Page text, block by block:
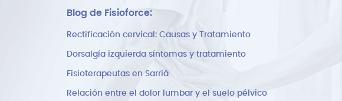
Blog de Fisioforce:
Rectificación cervical: Causas y Tratamiento
Dorsalgía izquierda síntomas y tratamiento
Fisioterapeutas en Sarriá
Relación entre el dolor lumbar y el suelo pélvico